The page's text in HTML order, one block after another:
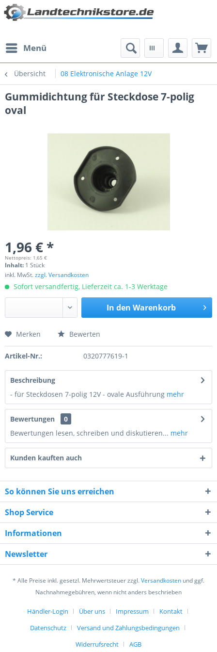
Menü
Übersicht 08 Elektronische Anlage 12V
Gummidichtung für Steckdose 7-polig
oval
1,96 € *
Nettopreis: 1,65 €
Inhalt: 1 Stück
inkl. MwSt.zzgl. Versandkosten
Sofort versandfertig, Lieferzeit ca. 1-3 Werktage
In den Warenkorb
Preis anfragen
9 + 6 = ?
Ich habe dieDatenschutzerklärunggelesen,
verstanden und stimme zu. *
Merken Bewerten
Artikel-Nr.: 0320777619-1
Beschreibung
- für Steckdosen 7-polig 12V - ovale Ausführung mehr
Bewertungen
0
Bewertungen lesen, schreiben und diskutieren... mehr
Kunden kauften auch
So können Sie uns erreichen
Shop Service
Informationen
Newsletter
* Alle Preise inkl. gesetzl. Mehrwertsteuer zzgl.Versandkosten und ggf.
Nachnahmegebühren, wenn nicht anders beschrieben
Händler-Login Über uns Impressum
Kontakt
Datenschutz
Versand und Zahlungsbedingungen
Widerrufsrecht
AGB